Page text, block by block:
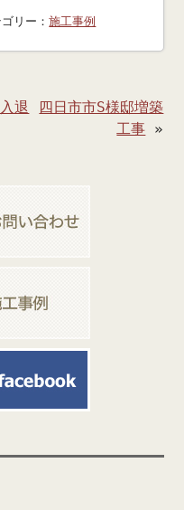
リー：施工事例
退
四日市市S様邸増築
工事 »